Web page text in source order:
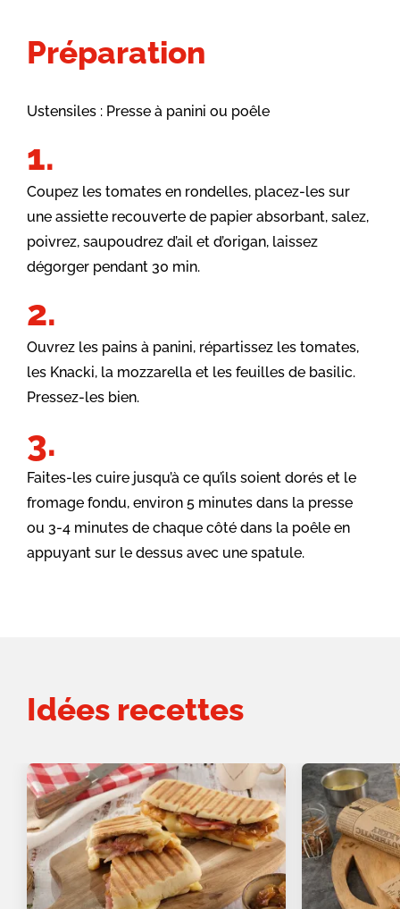
Préparation
Ustensiles : Presse à panini ou poêle
Coupez les tomates en rondelles, placez-les sur
une assiette recouverte de papier absorbant, salez,
poivrez, saupoudrez d’ail et d’origan, laissez
dégorger pendant 30 min.
Ouvrez les pains à panini, répartissez les tomates,
les Knacki, la mozzarella et les feuilles de basilic.
Pressez-les bien.
Faites-les cuire jusqu’à ce qu’ils soient dorés et le
fromage fondu, environ 5 minutes dans la presse
ou 3-4 minutes de chaque côté dans la poêle en
appuyant sur le dessus avec une spatule.
Idées recettes